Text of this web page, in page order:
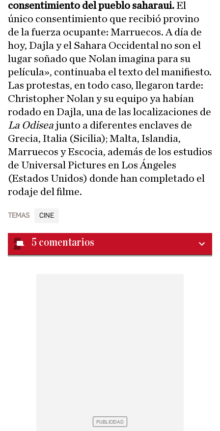
consentimiento del pueblo saharaui.El
único consentimiento que recibió provino
de la fuerza ocupante: Marruecos. A día de
hoy, Dajla y el Sahara Occidental no son el
lugar soñado que Nolan imagina para su
película», continuaba el texto del manifiesto.
Las protestas, en todo caso, llegaron tarde:
Christopher Nolan y su equipo ya habían
rodado en Dajla, una de las localizaciones de
La Odiseajunto a diferentes enclaves de
Grecia, Italia (Sicilia); Malta, Islandia,
Marruecos y Escocia, además de los estudios
de Universal Pictures en Los Ángeles
(Estados Unidos) donde han completado el
rodaje del filme.
TEMAS CINE
5 comentarios